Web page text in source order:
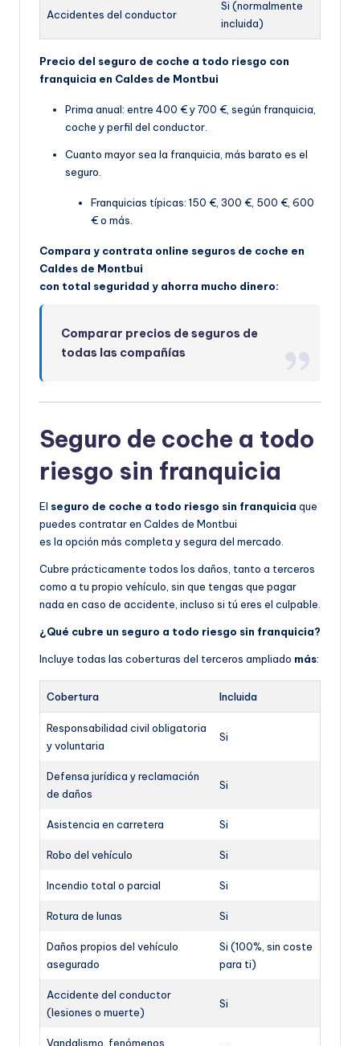
Accidentes del conductor
Si (normalmente
incluida)
Precio del seguro de coche a todo riesgo con
franquicia en Caldes de Montbui
Prima anual: entre 400 € y 700 €, según franquicia,
coche y perfil del conductor.
Cuanto mayor sea la franquicia, más barato es el
seguro.
Franquicias típicas: 150 €, 300 €, 500 €, 600
€ o más.
Compara y contrata online seguros de coche en
Caldes de Montbui
con total seguridad y ahorra mucho dinero:
Comparar precios de seguros de
todas las compañías
Seguro de coche a todo
riesgo sin franquicia
El seguro de coche a todo riesgo sin franquicia que
puedes contratar en Caldes de Montbui
es la opción más completa y segura del mercado.
Cubre prácticamente todos los daños, tanto a terceros
como a tu propio vehículo, sin que tengas que pagar
nada en caso de accidente, incluso si tú eres el culpable.
¿Qué cubre un seguro a todo riesgo sin franquicia?
Incluye todas las coberturas del terceros ampliado más:
Cobertura Incluida
Responsabilidad civil obligatoria
y voluntaria
Si
Defensa jurídica y reclamación
de daños
Si
Asistencia en carretera Si
Robo del vehículo Si
Incendio total o parcial Si
Rotura de lunas Si
Daños propios del vehículo
asegurado
Si (100%, sin coste
para ti)
Accidente del conductor
(lesiones o muerte)
Si
Vandalismo, fenómenos